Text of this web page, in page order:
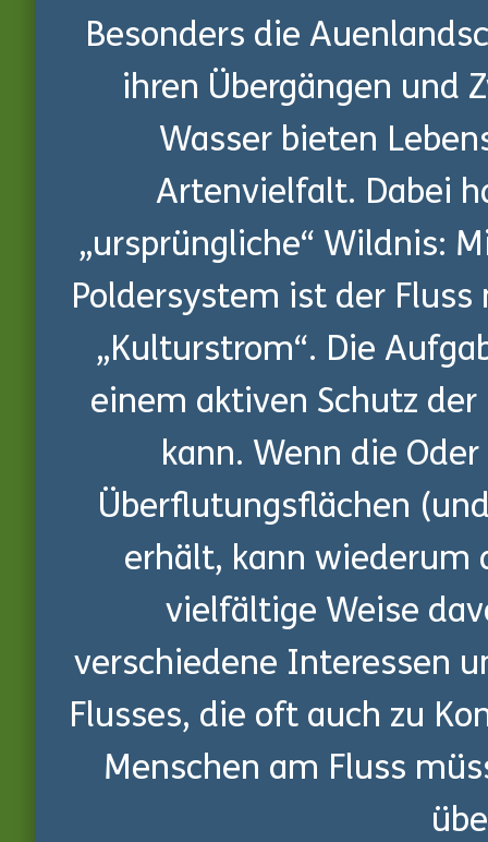
Besonders die
ihren Übergängen und
Wasser bieten
Artenvielfalt. Dabei
„ursprüngliche“ Wildnis:
Poldersystem ist der
„Kulturstrom“. Die
einem aktiven Schutz
kann. Wenn die
Überflutungsflächen
erhält, kann wiederum
vielfältige Weise
verschiedene Interessen
Flusses, die oft auch zu
Menschen am Fluss